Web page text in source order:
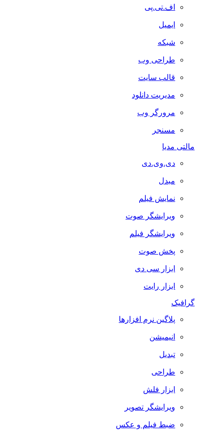
اف.تی.پی
طراحی وب
قالب سایت
مدیریت دانلود
مرورگر وب
مسنجر
مدیا
دی.وی.دی
نمایش فیلم
ویرایشگر صوت
ویرایشگر فیلم
پخش صوت
ابزار سی دی
ابزار رایت
پلاگین نرم افزارها
انیمیشن
طراحی
ابزار فلش
ویرایشگر تصویر
ضبط فيلم و عكس